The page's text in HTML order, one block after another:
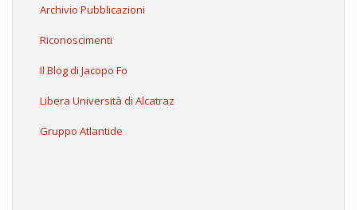
Archivio Pubblicazioni
Riconoscimenti
Il Blog di Jacopo Fo
Libera Università di Alcatraz
Gruppo Atlantide